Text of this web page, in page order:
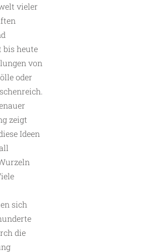
vieler
bis heute
von
oder
zeigt
Ideen
sich
die